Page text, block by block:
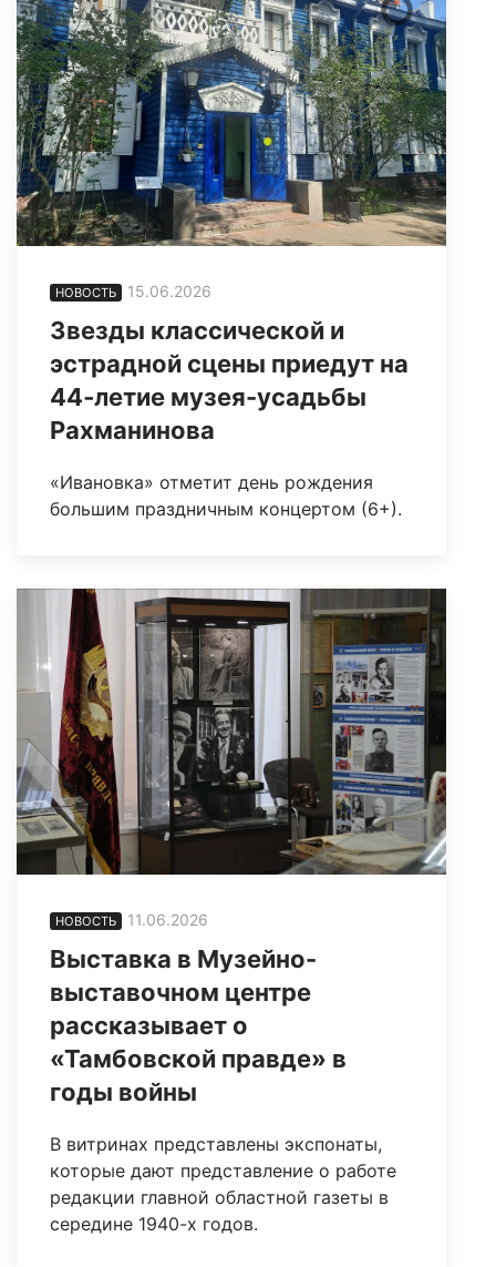
НОВОСТЬ 15.06.2026
Звезды классической и
эстрадной сцены приедут на
44‑летие музея-усадьбы
Рахманинова
«Ивановка» отметит день рождения
большим праздничным концертом (6+).
НОВОСТЬ 11.06.2026
Выставка в Музейно-
выставочном центре
рассказывает о
«Тамбовской правде» в
годы войны
В витринах представлены экспонаты,
которые дают представление о работе
редакции главной областной газеты в
середине 1940-х годов.